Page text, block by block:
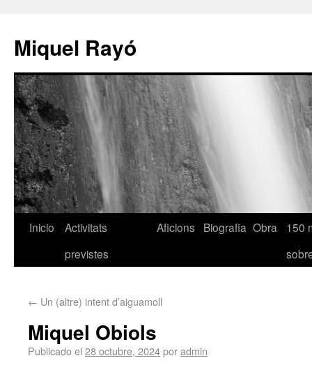
Miquel Rayó
Inicio
Activitats
previstes
Aficions Biografia Obra
150
← Un (altre) intent d’aiguamoll
Miquel Obiols
Publicado el 28 octubre, 2024poradmin